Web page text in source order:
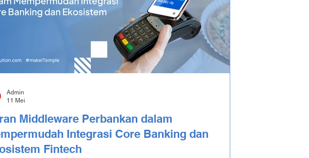
Middleware Perbankan dalam
Integrasi Core Banking dan
Fintech
Admin
11 Mei